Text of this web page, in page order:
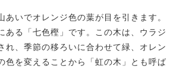
あいでオレンジ色の葉が目を引きます。
ある「七色樫」です。この木は、ウラジ
れ、季節の移ろいに合わせて緑、オレン
色を変えることから「虹の木」とも呼ば